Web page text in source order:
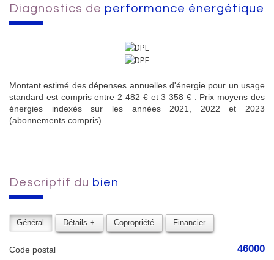
diagnostics de performance énergétique
Montant estimé des dépenses annuelles d'énergie pour un usage
standard est compris entre 2 482 € et 3 358 € . Prix moyens des
énergies indexés sur les années 2021, 2022 et 2023
(abonnements compris).
descriptif du bien
Général Détails + Copropriété Financier
Code postal 46000